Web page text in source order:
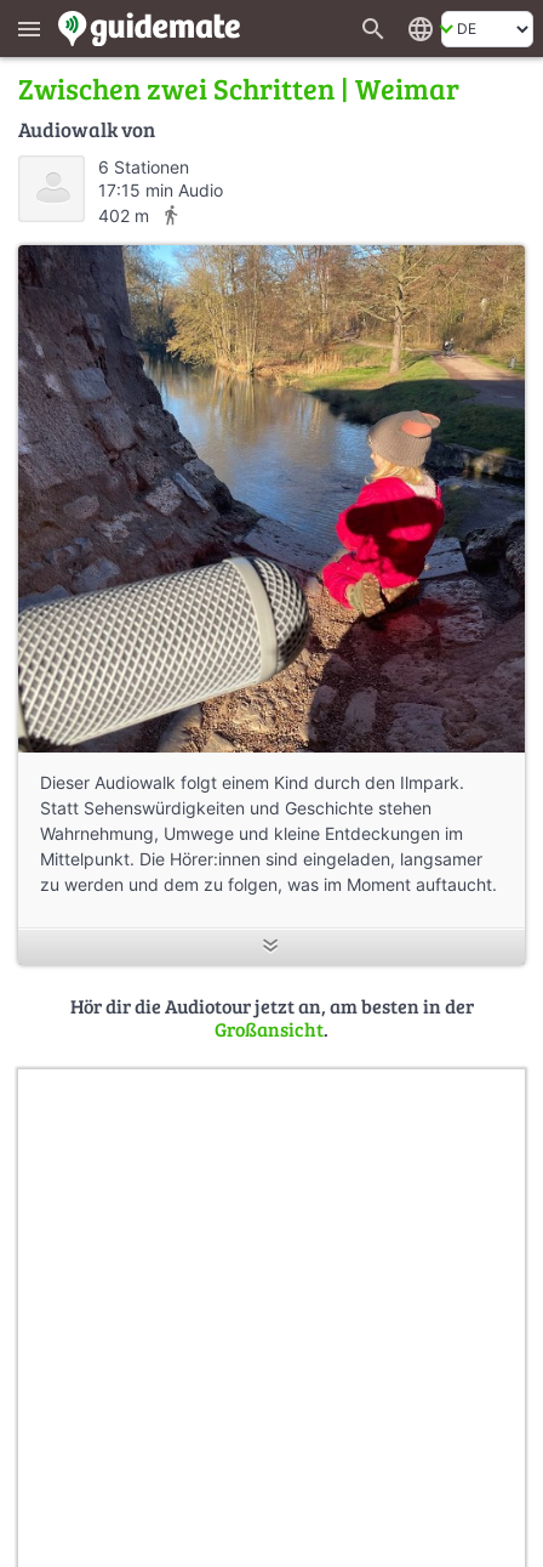
menu search language
Zwischen zwei Schritten | Weimar
Audiowalk von
6 Stationen
17:15 min Audio
402 m
directions_walk
Dieser Audiowalk folgt einem Kind durch den Ilmpark.
Statt Sehenswürdigkeiten und Geschichte stehen
Wahrnehmung, Umwege und kleine Entdeckungen im
Mittelpunkt. Die Hörer:innen sind eingeladen, langsamer
zu werden und dem zu folgen, was im Moment auftaucht.
Hör dir die Audiotour jetzt an, am besten in der
Großansicht.